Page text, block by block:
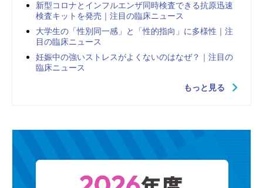
新型コロナとインフルエンザ同時検査できる抗原迅速
検査キットを発売｜注目の臨床ニュース
大学生の「性別同一感」と「性的指向」に多様性｜注
目の臨床ニュース
妊娠中の強いストレスがよくないのはなぜ？｜注目の
臨床ニュース
もっと見る